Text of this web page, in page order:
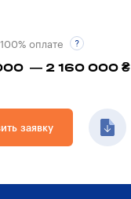
оплате
— 2 160 000 ₴
заявку